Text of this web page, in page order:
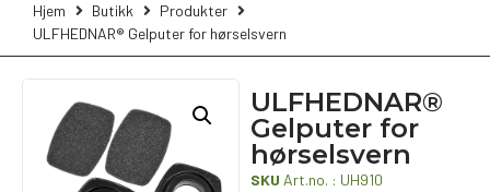
Hjem Butikk
Produkter
ULFHEDNAR® Gelputer for hørselsvern
ULFHEDNAR®
Gelputer for
hørselsvern
SKU Art.no. : UH910